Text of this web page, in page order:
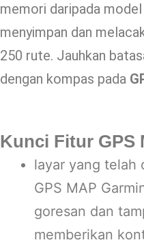
memori daripada
menyimpan dan
250 rute. Jauhkan
dengan kompas pada
Kunci Fitur GPS
layar yang telah
GPS MAP
goresan dan
memberikan